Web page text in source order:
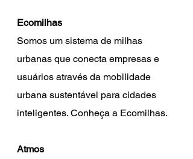
Ecomilhas
Somos um sistema de milhas
urbanas que conecta empresas e
usuários através da mobilidade
urbana sustentável para cidades
inteligentes. Conheça a Ecomilhas.
Atmos